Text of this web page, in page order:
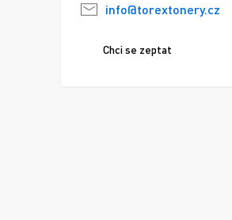
info@torextonery.cz
Chci se zeptat